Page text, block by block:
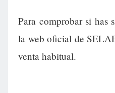
Para comprobar si has
la web oficial de
venta habitual.